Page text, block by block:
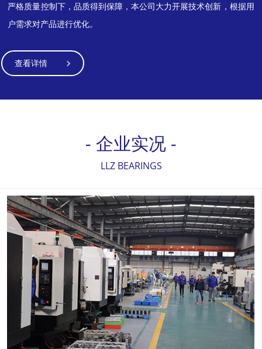
严格质量控制下，品质得到保障，本公司大力开展技术创新，根据用
户需求对产品进行优化。
查看详情
- 企业实况 -
LLZ BEARINGS